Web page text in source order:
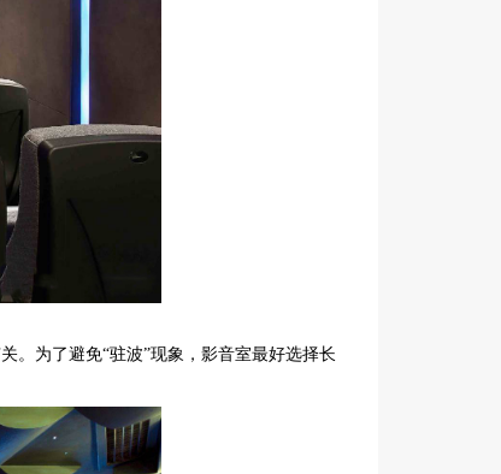
。为了避免“驻波”现象，影音室最好选择长